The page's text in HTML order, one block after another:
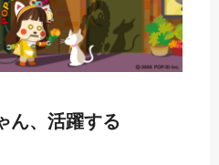
ん、活躍する